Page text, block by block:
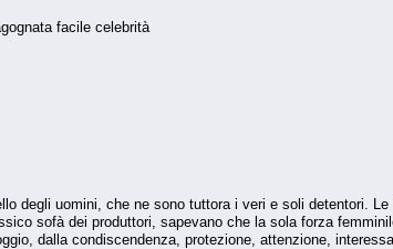
facile celebrità
degli uomini, che ne sono tuttora i veri e soli detentori.
sofà dei produttori, sapevano che la sola forza
dalla condiscendenza, protezione, attenzione,